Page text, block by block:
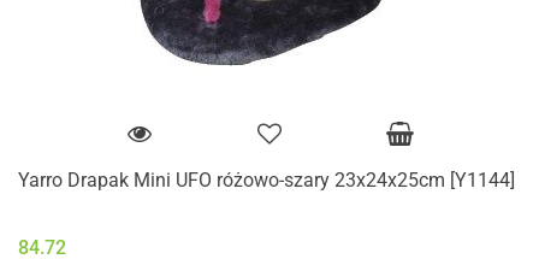
Yarro Drapak Mini UFO różowo-szary 23x24x25cm [Y1144]
84.72